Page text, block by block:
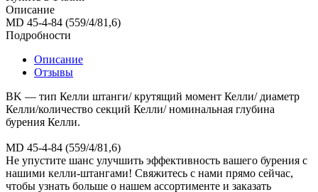
Описание
MD 45-4-84 (559/4/81,6)
Подробности
Описание
Отзывы
BK — тип Келли штанги/ крутящий момент Келли/ диаметр
Келли/количество секций Келли/ номинальная глубина
бурения Келли.
MD 45-4-84 (559/4/81,6)
Не упустите шанс улучшить эффективность вашего бурения с
нашими келли-штангами! Свяжитесь с нами прямо сейчас,
чтобы узнать больше о нашем ассортименте и заказать